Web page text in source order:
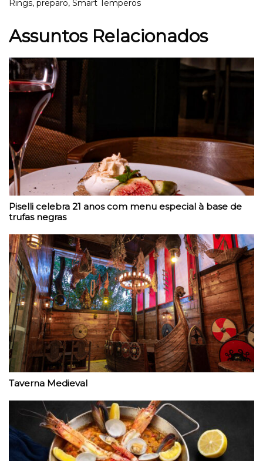
Rings, preparo, Smart Temperos
Assuntos Relacionados
Piselli celebra 21 anos com menu especial à base de
trufas negras
Taverna Medieval